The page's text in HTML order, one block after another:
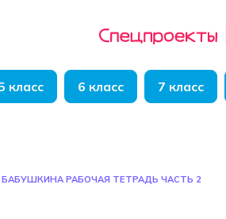
класс 6 класс 7 класс
РАБОЧАЯ ТЕТРАДЬ ЧАСТЬ 2